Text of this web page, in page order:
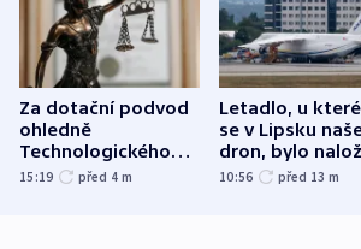
Za dotační podvod
ohledně
Technologického
parku poslal soud
15:19 před 4 m
Letadlo, u
se v Lipsku
dron, bylo
municí, píší
10:56 před 13 m